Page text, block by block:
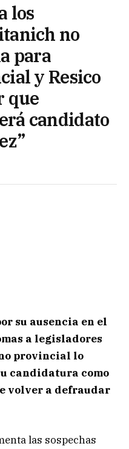
los
no
para
y Resico
que
candidato
su ausencia en el
a legisladores
provincial lo
candidatura como
volver a defraudar
las sospechas